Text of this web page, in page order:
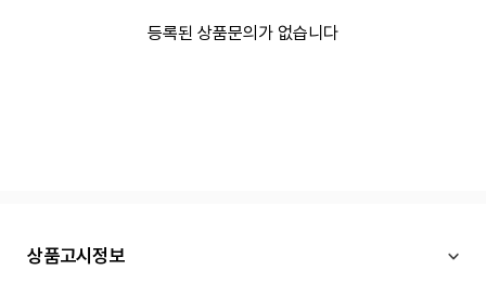
등록된 상품문의가 없습니다
상품고시정보